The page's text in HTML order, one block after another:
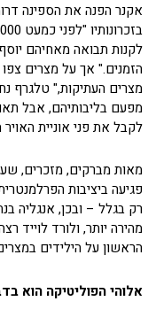
אקנר הפנה את הספינה
לקנות תבואה מאחיהם
הזמנים." אך על מצרים
מצרים העתיקות," טלגרף
מפעם בליבותיהם, אבל
לקבל את פני אוניית האויר
מאות מברקים, מזכרים,
פגיעה ביציבות
מהירה יותר, ולורד
הראשון על הילידים
אלוהי הפוליטיקה הוא